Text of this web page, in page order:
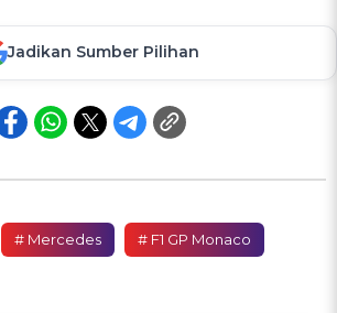
Jadikan Sumber Pilihan
# Mercedes # F1 GP Monaco